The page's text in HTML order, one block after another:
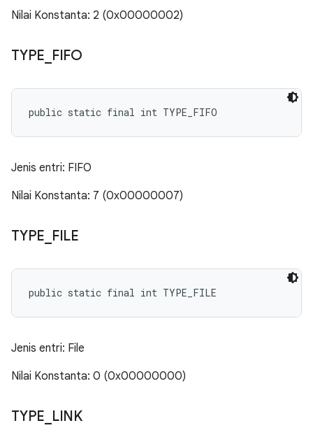
Nilai Konstanta: 2 (0x00000002)
TYPE FIFO
public static final int TYPE_FIFO
Jenis entri: FIFO
Nilai Konstanta: 7 (0x00000007)
TYPE FILE
public static final int TYPE_FILE
Jenis entri: File
Nilai Konstanta: 0 (0x00000000)
TYPE LINK